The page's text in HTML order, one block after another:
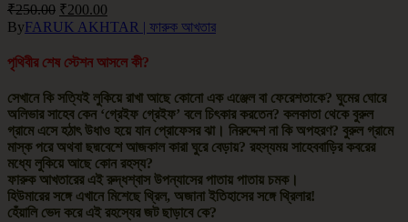
₹250.00 ₹200.00
ByFARUK AKHTAR | ফারুক আখতার
পৃথিবীর শেষ স্টেশন আসলে কী?
সেখানে কি সত্যিই লুকিয়ে রাখা আছে কোনো এক এঞ্জেল বা ফেরেশতাকে? ঘুমের ঘোরে
অলিভার সাহেব কেন ‘গ্রেইফ গ্রেইফ’ বলে চিৎকার করতেন? কলকাতা থেকে বুরুল
গ্রামে এসে হঠাৎ উধাও হয়ে যান প্রোফেসর ঝা। নিরুদ্দেশ না কি অপহরণ? বুরুল গ্রামে
মাস্ক পরে অথবা ছদ্মবেশে আজকাল কারা ঘুরে বেড়ায়? রহস্যময় সাহেববাড়ির কবরের
মধ্যে লুকিয়ে আছে কোন রহস্য?
ফারুক আখতারের এই রুদ্ধশ্বাস উপন্যাসের পাতায় পাতায় চমক।
হিউমারের সঙ্গে এখানে মিশেছে থ্রিল, অজানা ইতিহাসের সঙ্গে থ্রিলার!
হেঁয়ালি ভেদ করে এই রহস্যের জট ছাড়াবে কে?